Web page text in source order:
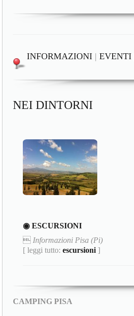
INFORMAZIONI |EVENTI
NEI DINTORNI
◉ ESCURSIONI
 Informazioni Pisa (Pi)
[ leggi tutto:escursioni ]
CAMPING PISA